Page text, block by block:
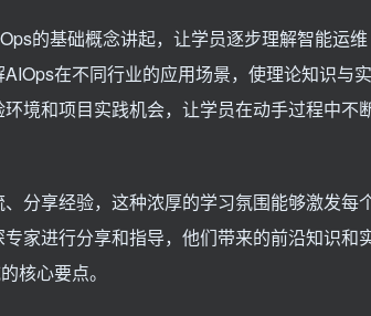
的基础概念讲起，让学员逐步理解智能运维
在不同行业的应用场景，使理论知识与实
境和项目实践机会，让学员在动手过程中不
分享经验，这种浓厚的学习氛围能够激发每
家进行分享和指导，他们带来的前沿知识和
核心要点。